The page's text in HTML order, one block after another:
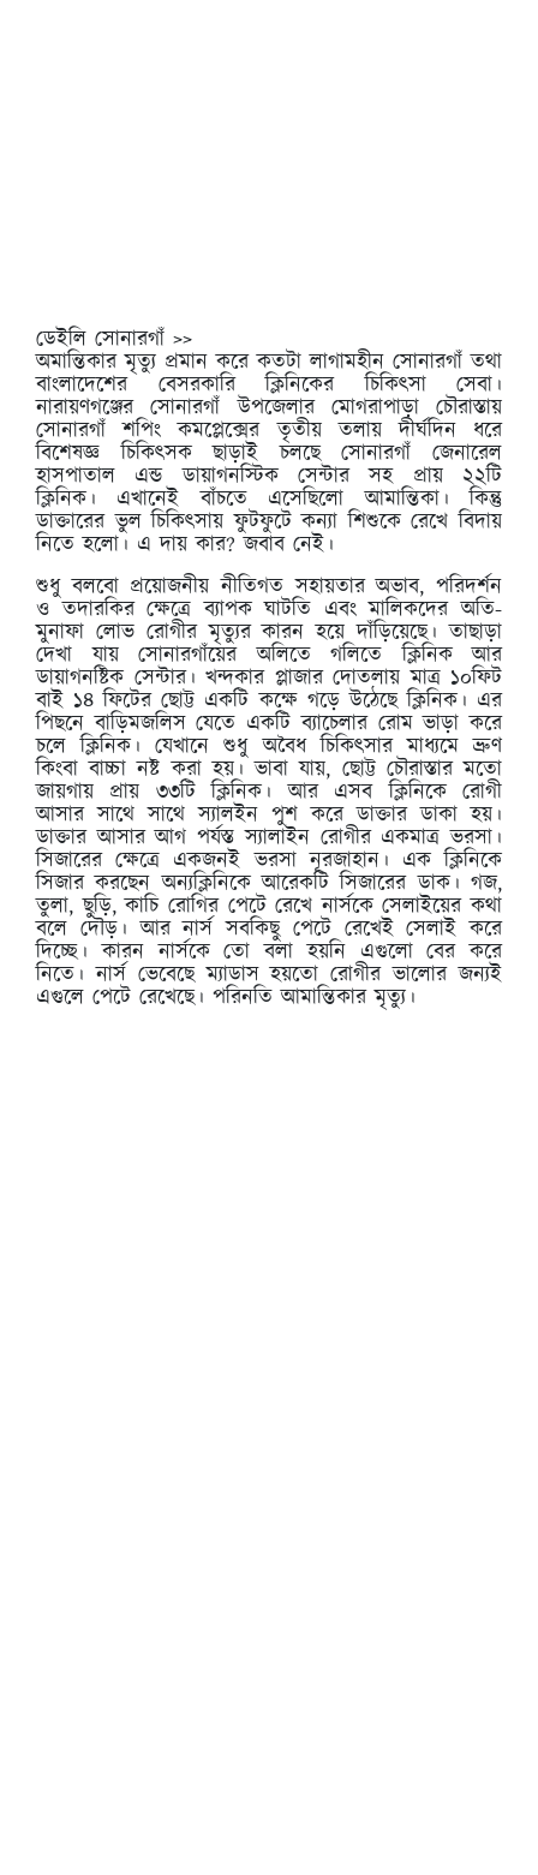
ডেইলি সোনারগাঁ >>
অমান্তিকার মৃত্যু প্রমান করে কতটা লাগামহীন সোনারগাঁ তথা
বাংলাদেশের বেসরকারি ক্লিনিকের চিকিৎসা সেবা।
নারায়ণগঞ্জের সোনারগাঁ উপজেলার মোগরাপাড়া চৌরাস্তায়
সোনারগাঁ শপিং কমপ্লেক্সের তৃতীয় তলায় দীর্ঘদিন ধরে
বিশেষজ্ঞ চিকিৎসক ছাড়াই চলছে সোনারগাঁ জেনারেল
হাসপাতাল এন্ড ডায়াগনস্টিক সেন্টার সহ প্রায় ২২টি
ক্লিনিক। এখানেই বাঁচতে এসেছিলো আমান্তিকা। কিন্তু
ডাক্তারের ভুল চিকিৎসায় ফুটফুটে কন্যা শিশুকে রেখে বিদায়
নিতে হলো। এ দায় কার? জবাব নেই।
শুধু বলবো প্রয়োজনীয় নীতিগত সহায়তার অভাব, পরিদর্শন
ও তদারকির ক্ষেত্রে ব্যাপক ঘাটতি এবং মালিকদের অতি-
মুনাফা লোভ রোগীর মৃত্যুর কারন হয়ে দাঁড়িয়েছে। তাছাড়া
দেখা যায় সোনারগাঁয়ের অলিতে গলিতে ক্লিনিক আর
ডায়াগনষ্টিক সেন্টার। খন্দকার প্লাজার দোতলায় মাত্র ১০ফিট
বাই ১৪ ফিটের ছোট্ট একটি কক্ষে গড়ে উঠেছে ক্লিনিক। এর
পিছনে বাড়িমজলিস যেতে একটি ব্যাচেলার রোম ভাড়া করে
চলে ক্লিনিক। যেখানে শুধু অবৈধ চিকিৎসার মাধ্যমে ভ্রুণ
কিংবা বাচ্চা নষ্ট করা হয়। ভাবা যায়, ছোট্ট চৌরাস্তার মতো
জায়গায় প্রায় ৩৩টি ক্লিনিক। আর এসব ক্লিনিকে রোগী
আসার সাথে সাথে স্যালইন পুশ করে ডাক্তার ডাকা হয়।
ডাক্তার আসার আগ পর্যস্ত স্যালাইন রোগীর একমাত্র ভরসা।
সিজারের ক্ষেত্রে একজনই ভরসা নূরজাহান। এক ক্লিনিকে
সিজার করছেন অন্যক্লিনিকে আরেকটি সিজারের ডাক। গজ,
তুলা, ছুড়ি, কাচি রোগির পেটে রেখে নার্সকে সেলাইয়ের কথা
বলে দৌড়। আর নার্স সবকিছু পেটে রেখেই সেলাই করে
দিচ্ছে। কারন নার্সকে তো বলা হয়নি এগুলো বের করে
নিতে। নার্স ভেবেছে ম্যাডাস হয়তো রোগীর ভালোর জন্যই
এগুলে পেটে রেখেছে। পরিনতি আমান্তিকার মৃত্যু।